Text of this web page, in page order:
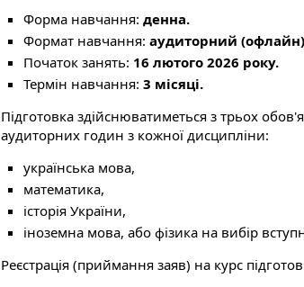
Форма навчання: денна.
Формат навчання: аудиторний
Початок занять: 16 лютого 2026 року.
Термін навчання: 3 місяці.
Підготовка здійснюватиметься з трьох
аудиторних годин з кожної дисципліни:
українська мова,
математика,
історія України,
іноземна мова, або фізика на вибір
Реєстрація (приймання заяв) на курс